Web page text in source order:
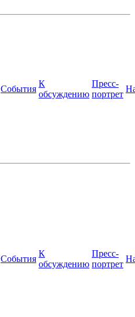
События
К
обсуждению
Пресс-
портрет
События
К
обсуждению
Пресс-
портрет